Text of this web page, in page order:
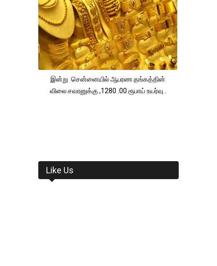
இன்று சென்னையில் ஆபரண தங்கத்தின்
விலை சவரனுக்கு ,1280 .00 ரூபாய் உயர்வு .
Like Us